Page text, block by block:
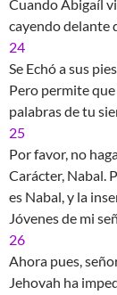
Cuando Abigaíl
cayendo delante
24
Se Echó a sus
Pero permite
palabras de tu
25
Por favor, no
Carácter, Nabal.
es Nabal, y la
Jóvenes de mi
26
Ahora pues,
Jehovah ha